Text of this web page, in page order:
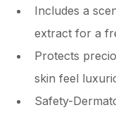
Includes a
extract for a
Protects
skin feel
Safety-